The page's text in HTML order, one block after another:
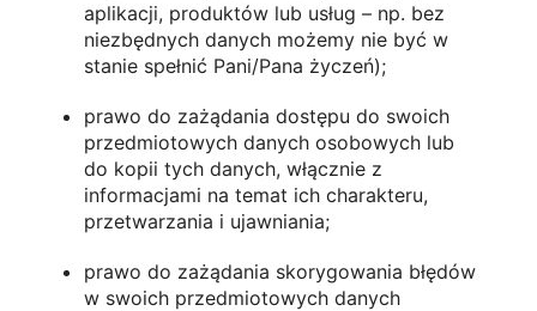
aplikacji, produktów lub usług – np. bez
niezbędnych danych możemy nie być w
stanie spełnić Pani/Pana życzeń);
prawo do zażądania dostępu do swoich
przedmiotowych danych osobowych lub
do kopii tych danych, włącznie z
informacjami na temat ich charakteru,
przetwarzania i ujawniania;
prawo do zażądania skorygowania błędów
w swoich przedmiotowych danych